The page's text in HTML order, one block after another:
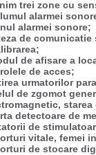
trei zone cu
alarmei
alarmei sonore;
de comunicatie
de afisare a
de acces;
urmatorilor
de zgomot
starea
detectoare de
de
vitale, femei
de stocare